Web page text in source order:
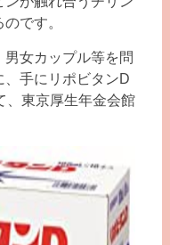
です。
女カップル等を問
、手にリポビタンD
、東京厚生年金会館